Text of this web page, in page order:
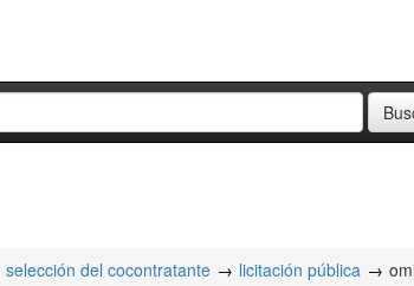
selección del cocontratante licitación pública